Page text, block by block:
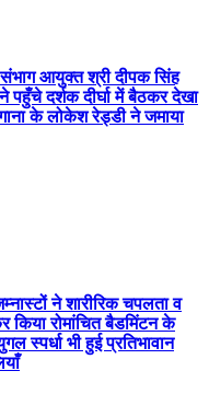
आयुक्त श्री दीपक सिंह
पहुँचे दर्शक दीर्घा में बैठकर देखा
के लोकेश रेड्डी ने जमाया
ने शारीरिक चपलता व
रोमांचित बैडमिंटन के
स्पर्धा भी हुई प्रतिभावान